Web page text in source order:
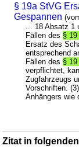
§ 19a StVG
Gespannen
... 18 Absatz
Fällen des §
Ersatz des
entsprechend
Fällen des §
verpflichtet,
Zugfahrzeugs
Vorschriften.
Anhängers wie
Zitat in